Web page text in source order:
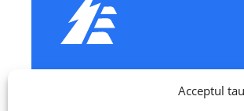
Acceptul
Echipamente Electrice